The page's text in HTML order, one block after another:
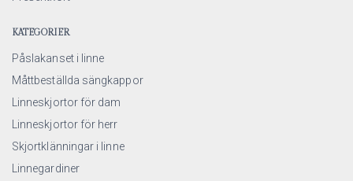
KATEGORIER
Påslakanset i linne
Måttbeställda sängkappor
Linneskjortor för dam
Linneskjortor för herr
Skjortklänningar i linne
Linnegardiner